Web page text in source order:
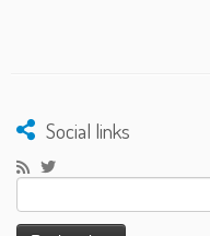
Social links
Rechercher :